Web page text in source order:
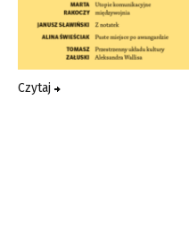
Czytaj